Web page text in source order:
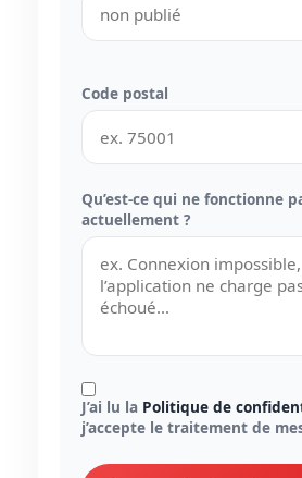
Code postal
Qu’est-ce qui ne fonctionne
actuellement ?
J’ai lu la Politique de
j’accepte le traitement de